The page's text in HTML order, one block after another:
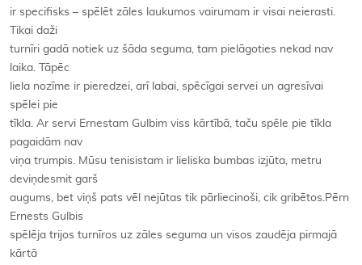
ir specifisks – spēlēt zāles laukumos vairumam ir visai neierasti.
Tikai daži
turnīri gadā notiek uz šāda seguma, tam pielāgoties nekad nav
laika. Tāpēc
liela nozīme ir pieredzei, arī labai, spēcīgai servei un agresīvai
spēlei pie
tīkla. Ar servi Ernestam Gulbim viss kārtībā, taču spēle pie tīkla
pagaidām nav
viņa trumpis. Mūsu tenisistam ir lieliska bumbas izjūta, metru
deviņdesmit garš
augums, bet viņš pats vēl nejūtas tik pārliecinoši, cik gribētos.Pērn
Ernests Gulbis
spēlēja trijos turnīros uz zāles seguma un visos zaudēja pirmajā
kārtā